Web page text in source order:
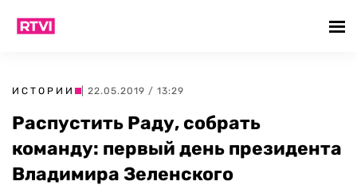
ИСТОРИИ | 22.05.2019 / 13:29
Распустить Раду, собрать
команду: первый день президента
Владимира Зеленского